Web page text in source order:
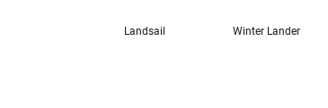
Landsail Winter Lander